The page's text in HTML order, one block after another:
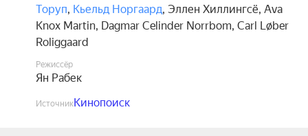
Торуп, Кьельд Норгаард, Эллен Хиллингсё, Ava
Knox Martin, Dagmar Celinder Norrbom, Carl Løber
Roliggaard
Режиссёр
Ян Рабек
ИсточникКинопоиск